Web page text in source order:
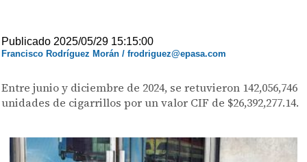
Publicado 2025/05/29 15:15:00
Francisco Rodríguez Morán / frodriguez@epasa.com
Entre junio y diciembre de 2024, se retuvieron 142,056,746
unidades de cigarrillos por un valor CIF de $26,392,277.14.